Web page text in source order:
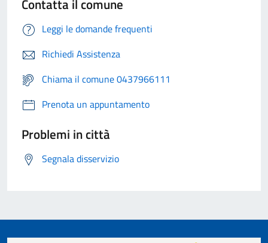
Contatta il comune
Leggi le domande frequenti
Richiedi Assistenza
Chiama il comune 0437966111
Prenota un appuntamento
Problemi in città
Segnala disservizio